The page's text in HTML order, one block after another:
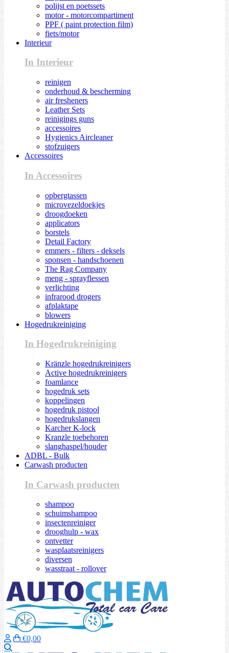
polijst en poetssets
motor - motorcompartiment
PPF ( paint protection film)
fiets/motor
Interieur
In Interieur
reinigen
onderhoud & bescherming
air fresheners
Leather Sets
reinigings guns
accessoires
Hygienics Aircleaner
stofzuigers
Accessoires
In Accessoires
opbergtassen
microvezeldoekjes
droogdoeken
applicators
borstels
Detail Factory
emmers - filters - deksels
sponsen - handschoenen
The Rag Company
meng - sprayflessen
verlichting
infrarood drogers
afplaktape
blowers
Hogedrukreiniging
In Hogedrukreiniging
Kränzle hogedrukreinigers
Active hogedrukreinigers
foamlance
hogedruk sets
koppelingen
hogedruk pistool
hogedrukslangen
Karcher K-lock
Kranzle toebehoren
slanghaspel/houder
ADBL - Bulk
Carwash producten
In Carwash producten
shampoo
schuimshampoo
insectenreiniger
drooghulp - wax
ontvetter
wasplaatsreinigers
diversen
wasstraat - rollover
€0,00